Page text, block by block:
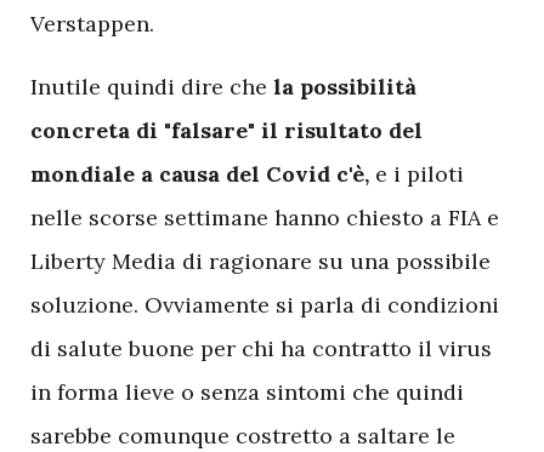
Verstappen.
Inutile quindi dire che la possibilità
concreta di "falsare" il risultato del
mondiale a causa del Covid c'è, e i piloti
nelle scorse settimane hanno chiesto a FIA e
Liberty Media di ragionare su una possibile
soluzione. Ovviamente si parla di condizioni
di salute buone per chi ha contratto il virus
in forma lieve o senza sintomi che quindi
sarebbe comunque costretto a saltare le